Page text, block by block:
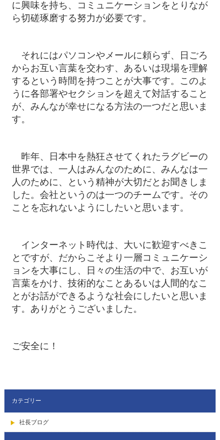
に興味を持ち、コミュニケーションをとりなが
ら切磋琢磨する努力が必要です。
それにはパソコンやメールに頼らず、日ごろ
からお互い言葉を交わす、あるいは現場を理解
するという時間を持つことが大事です。このよ
うに各部署やセクションを超えて対話すること
が、みんなが幸せになる方法の一つだと思いま
す。
昨年、日本中を熱狂させてくれたラグビーの
世界では、一人はみんなのために、みんなは一
人のために、という精神が大切だとお聞きしま
した。会社というのは一つのチームです。その
ことを忘れないようにしたいと思います。
インターネット時代は、大いに歓迎すべきこ
とですが、だからこそより一層コミュニケーシ
ョンを大事にし、日々の生活の中で、お互いが
言葉をかけ、技術的なことあるいは人間的なこ
とがお話ができるような社会にしたいと思いま
す。ありがとうございました。
ご安全に！
カテゴリー
社長ブログ